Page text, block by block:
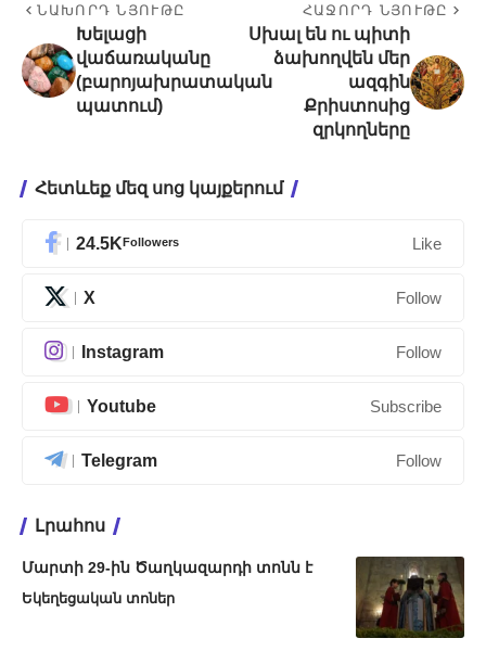
ՆԱԽՈՐԴ ՆՅՈՒԹԸ
Խելացի
վաճառականը
(բարոյախրատական
պատում)
ՀԱՋՈՐԴ ՆՅՈՒԹԸ
Սխալ են ու պիտի
ձախողվեն մեր
ազգին
Քրիստոսից
զրկողները
Հետևեք մեզ սոց կայքերում
24.5KFollowers Like
X Follow
Instagram Follow
Youtube Subscribe
Telegram Follow
Լրահոս
Մարտի 29-ին Ծաղկազարդի տոնն է
Եկեղեցական տոներ